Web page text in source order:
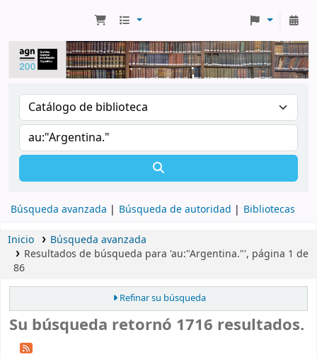
Búsqueda avanzada Búsqueda de autoridad Bibliotecas
Inicio
Búsqueda avanzada
Resultados de búsqueda para 'au:"Argentina."', página 1 de
86
Refinar su búsqueda
Su búsqueda retornó 1716 resultados.